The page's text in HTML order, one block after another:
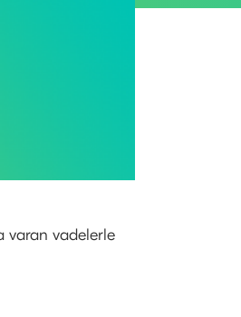
varan vadelerle